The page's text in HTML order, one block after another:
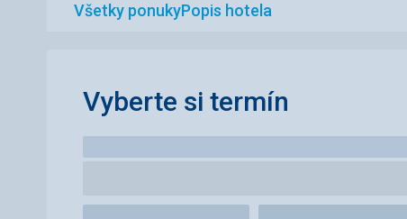
Všetky ponukyPopis hotela
Vyberte si termín